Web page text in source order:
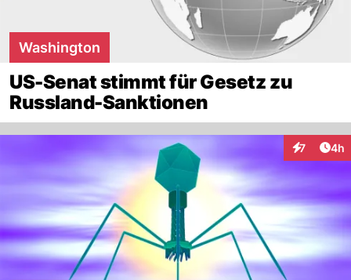
Washington
US-Senat stimmt für Gesetz zu
Russland-Sanktionen
7 4h